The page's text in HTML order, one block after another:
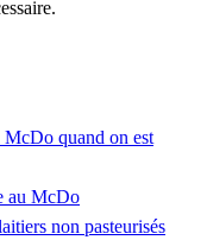
McDo quand on est
au McDo
non pasteurisés